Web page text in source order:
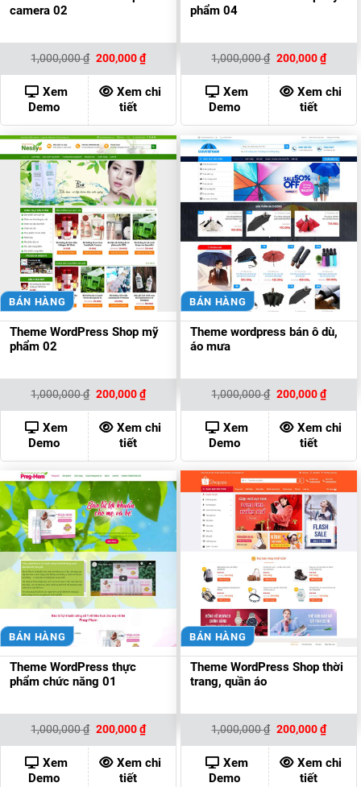
camera 02
1,000,000₫ Giá
là:
1,000,000 ₫.
200,000₫Giá
hiện
tại
là:
200,000 ₫.
Xem
Demo
Xem chi
tiết
phẩm 04
1,000,000₫ Giá
là:
1,000,000 ₫.
200,000₫Giá
hiện
tại
là:
Xem
Demo
Xem chi
tiết
BÁN HÀNG
Theme WordPress Shop mỹ
phẩm 02
1,000,000₫ Giá
gốc
là:
1,000,000 ₫.
200,000₫Giá
hiện
tại
là:
200,000 ₫.
Xem
Demo
Xem chi
tiết
BÁN HÀNG
Theme wordpress bán ô dù,
áo mưa
1,000,000₫ Giá
gốc
là:
1,000,000 ₫.
200,000₫Giá
hiện
tại
là:
Xem
Demo
Xem chi
tiết
BÁN HÀNG
Theme WordPress thực
phẩm chức năng 01
1,000,000₫ Giá
là:
1,000,000 ₫.
200,000₫Giá
hiện
tại
là:
200,000 ₫.
Xem
Demo
Xem chi
tiết
BÁN HÀNG
Theme WordPress Shop thời
trang, quần áo
1,000,000₫ Giá
là:
1,000,000 ₫.
200,000₫Giá
hiện
tại
là:
Xem
Demo
Xem chi
tiết